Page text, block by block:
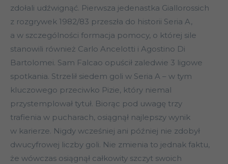
zdołali udźwignąć. Pierwsza jedenastka Giallorossich
z rozgrywek 1982/83 przeszła do historii Seria A,
a w szczególności formacja pomocy, o której sile
stanowili również Carlo Ancelotti i Agostino Di
Bartolomei. Sam Falcao opuścił zaledwie 3 ligowe
spotkania. Strzelił siedem goli w Seria A – w tym
kluczowego przeciwko Pizie, który niemal
przystemplował tytuł. Biorąc pod uwagę trzy
trafienia w pucharach, osiągnął najlepszy wynik
w karierze. Nigdy wcześniej ani później nie zdobył
dwucyfrowej liczby goli. Nie zmienia to jednak faktu,
że wówczas osiągnął całkowity szczyt swoich